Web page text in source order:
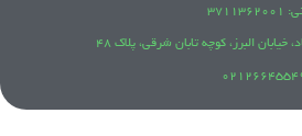
خیابان البرز، کوچه تابان شرقی، پلاک 48